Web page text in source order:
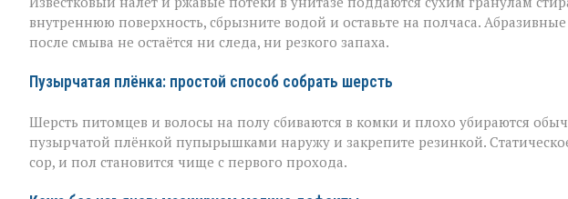
внутреннюю поверхность, сбрызните водой и оставьте на полчаса.
после смыва не остаётся ни следа, ни резкого запаха.
Пузырчатая плёнка: простой способ собрать шерсть
Шерсть питомцев и волосы на полу сбиваются в комки и плохо убираются
пузырчатой плёнкой пупырышками наружу и закрепите резинкой.
сор, и пол становится чище с первого прохода.